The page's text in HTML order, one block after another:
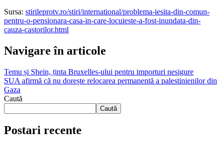
Sursa: stirileprotv.ro/stiri/international/problema-iesita-din-comun-
pentru-o-pensionara-casa-in-care-locuieste-a-fost-inundata-din-
cauza-castorilor.html
Navigare în articole
Temu și Shein, ținta Bruxelles-ului pentru importuri nesigure
SUA afirmă că nu dorește relocarea permanentă a palestinienilor din
Gaza
Caută
Caută
Postari recente